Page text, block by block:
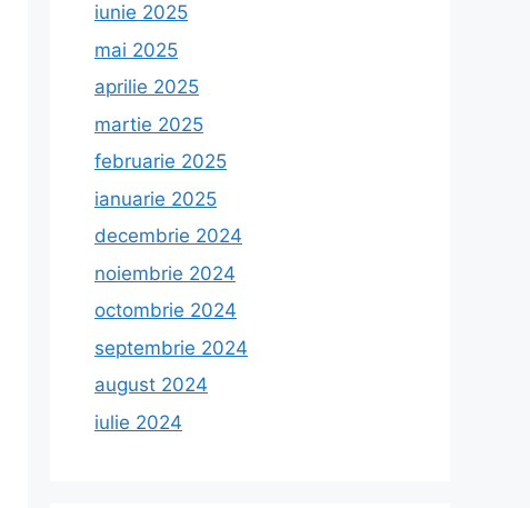
iunie 2025
mai 2025
aprilie 2025
martie 2025
februarie 2025
ianuarie 2025
decembrie 2024
noiembrie 2024
octombrie 2024
septembrie 2024
august 2024
iulie 2024